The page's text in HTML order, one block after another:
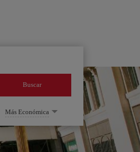
Buscar
Más Económica